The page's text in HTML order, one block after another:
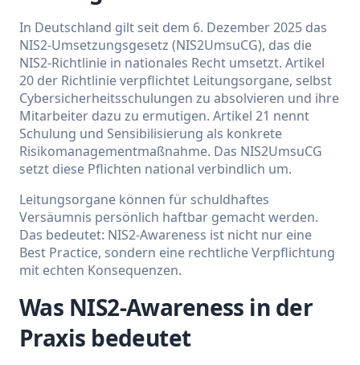
In Deutschland gilt seit dem 6. Dezember 2025 das
NIS2-Umsetzungsgesetz (NIS2UmsuCG), das die
NIS2-Richtlinie in nationales Recht umsetzt. Artikel
20 der Richtlinie verpflichtet Leitungsorgane, selbst
Cybersicherheitsschulungen zu absolvieren und ihre
Mitarbeiter dazu zu ermutigen. Artikel 21 nennt
Schulung und Sensibilisierung als konkrete
Risikomanagementmaßnahme. Das NIS2UmsuCG
setzt diese Pflichten national verbindlich um.
Leitungsorgane können für schuldhaftes
Versäumnis persönlich haftbar gemacht werden.
Das bedeutet: NIS2-Awareness ist nicht nur eine
Best Practice, sondern eine rechtliche Verpflichtung
mit echten Konsequenzen.
Was NIS2-Awareness in der
Praxis bedeutet